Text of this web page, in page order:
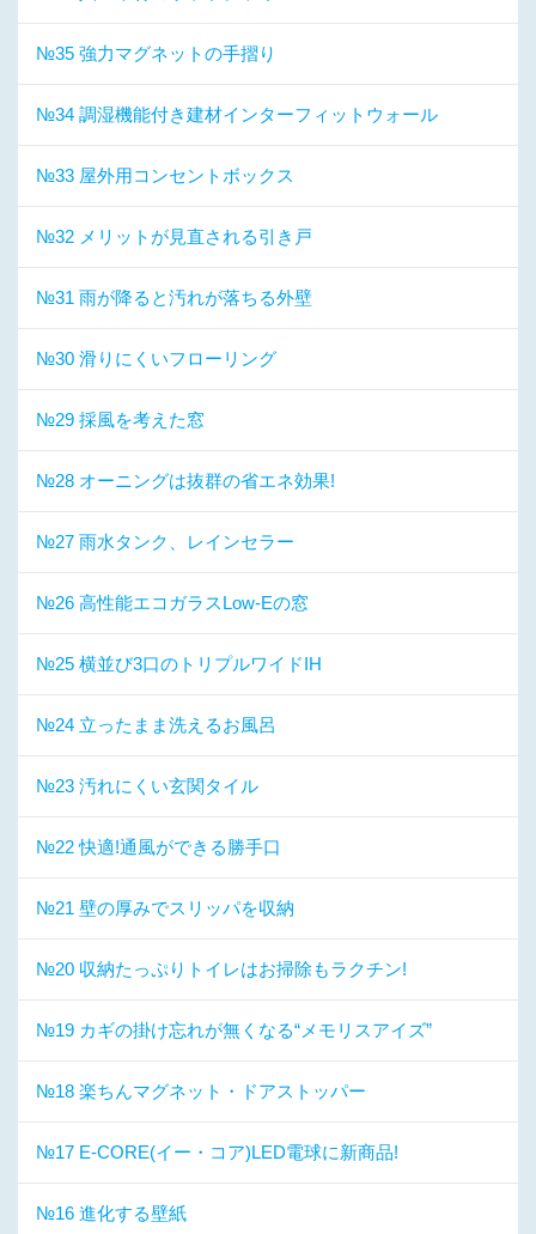
№35 強力マグネットの手摺り
№34 調湿機能付き建材インターフィットウォール
№33 屋外用コンセントボックス
№32 メリットが見直される引き戸
№31 雨が降ると汚れが落ちる外壁
№30 滑りにくいフローリング
№29 採風を考えた窓
№28 オーニングは抜群の省エネ効果!
№27 雨水タンク、レインセラー
№26 高性能エコガラスLow-Eの窓
№25 横並び3口のトリプルワイドIH
№24 立ったまま洗えるお風呂
№23 汚れにくい玄関タイル
№22 快適!通風ができる勝手口
№21 壁の厚みでスリッパを収納
№20 収納たっぷりトイレはお掃除もラクチン!
№19 カギの掛け忘れが無くなる“メモリスアイズ”
№18 楽ちんマグネット・ドアストッパー
№17 E-CORE(イー・コア)LED電球に新商品!
№16 進化する壁紙